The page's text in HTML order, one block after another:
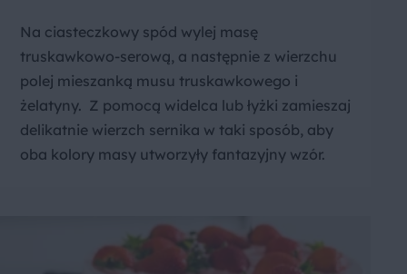
Na ciasteczkowy spód wylej masę
truskawkowo-serową, a następnie z wierzchu
polej mieszanką musu truskawkowego i
żelatyny. Z pomocą widelca lub łyżki zamieszaj
delikatnie wierzch sernika w taki sposób, aby
oba kolory masy utworzyły fantazyjny wzór.